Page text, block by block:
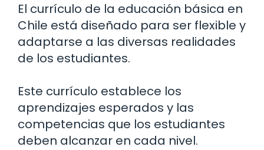
El currículo de la educación básica en
Chile está diseñado para ser flexible y
adaptarse a las diversas realidades
de los estudiantes.
Este currículo establece los
aprendizajes esperados y las
competencias que los estudiantes
deben alcanzar en cada nivel.